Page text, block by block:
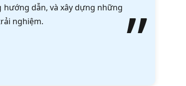
dẫn, và xây dựng những
nghiệm.